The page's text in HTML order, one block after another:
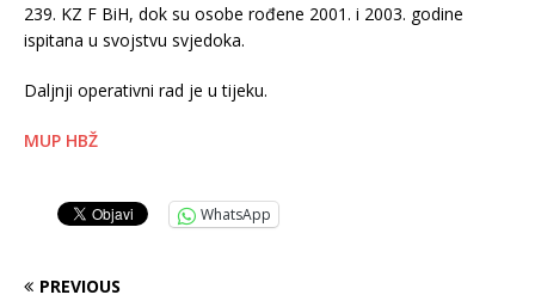
239. KZ F BiH, dok su osobe rođene 2001. i 2003. godine
ispitana u svojstvu svjedoka.
Daljnji operativni rad je u tijeku.
MUP HBŽ
WhatsApp
PREVIOUS